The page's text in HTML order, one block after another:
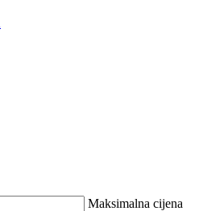
Maksimalna cijena